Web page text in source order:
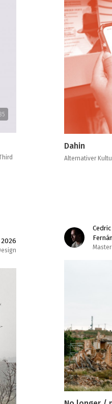
Dahin
Alternativer
Master
2026